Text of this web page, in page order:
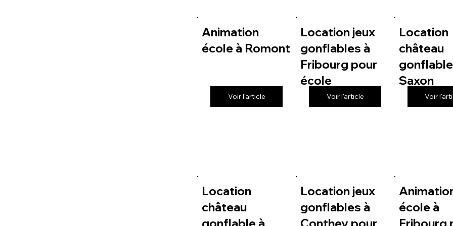
Animation
école à Romont
Voir l'article
Location jeux
gonflables à
Fribourg pour
école
Voir l'article
Location
château
Saxon
Voir
Location
château
gonflable à
Location jeux
gonflables à
Conthey pour
école à
Fribourg